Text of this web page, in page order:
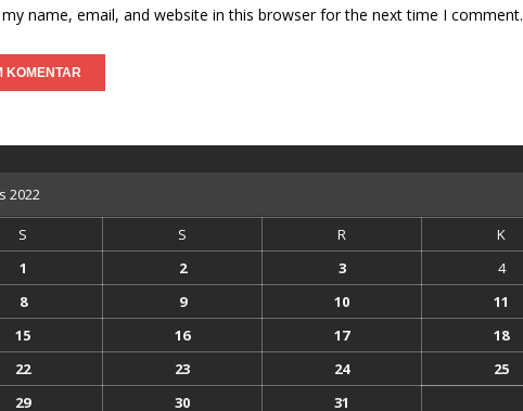
my name, email, and website in this browser for the next time I comment.
2022
S S R K
1
2 3 4
8
9 10 11
15
16 17 18
22
23 24 25
29
30 31